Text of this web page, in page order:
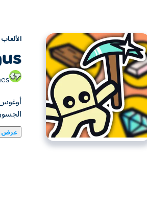
الألعاب
أوغوس
عرض
أوغوس هي لعبة محاكاة تبدأ فيها من الصفر